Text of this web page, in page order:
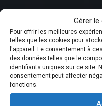
Gérer
Pour offrir les meilleures
telles que les cookies pour
l'appareil. Le consentement à
des données telles que le
identifiants uniques sur ce site.
consentement peut affecter
fonctions.
MESUREZ L’ACTIVITÉ
MEILLEURES